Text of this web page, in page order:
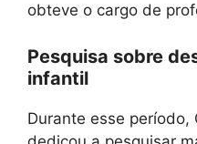
obteve o cargo de
Pesquisa sobre
infantil
Durante esse período,